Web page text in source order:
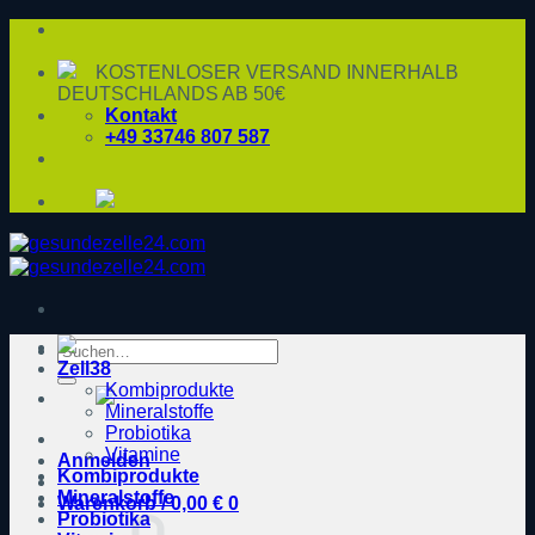
Zum
springen KOSTENLOSER VERSAND INNERHALB
DEUTSCHLANDS AB 50€
Kontakt
+49 33746 807 587
Suche
nach:
Anmelden
Warenkorb /0,00 € 0
Zell38
Kombiprodukte
Mineralstoffe
Probiotika
Vitamine
Kombiprodukte
Mineralstoffe
Probiotika